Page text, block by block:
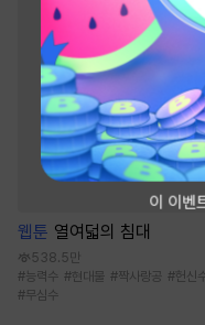
웹툰 열여덟의 침대
538.5만
#능력수 #현대물 #짝사랑공 #헌신
#무심수
이 이벤